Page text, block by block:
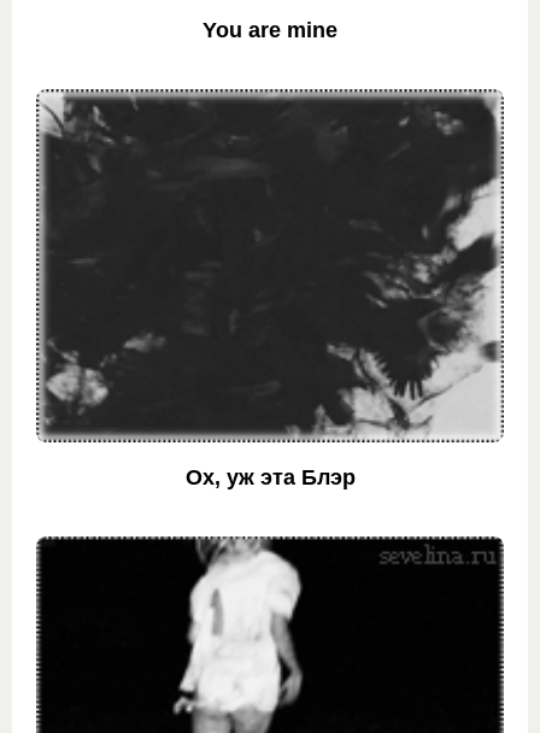
You are mine
Ох, уж эта Блэр